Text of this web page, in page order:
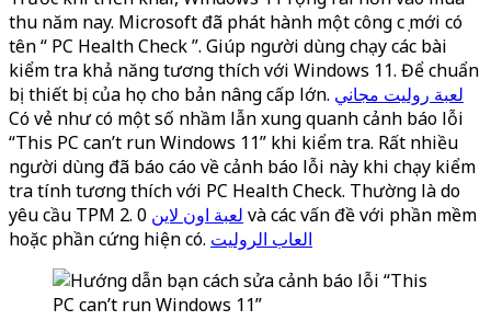
thu năm nay. Microsoft đã phát hành một công cụ mới có
tên “ PC Health Check ”. Giúp người dùng chạy các bài
kiểm tra khả năng tương thích với Windows 11. Để chuẩn
bị thiết bị của họ cho bản nâng cấp lớn. لعبة روليت مجاني
Có vẻ như có một số nhầm lẫn xung quanh cảnh báo lỗi
“This PC can’t run Windows 11” khi kiểm tra. Rất nhiều
người dùng đã báo cáo về cảnh báo lỗi này khi chạy kiểm
tra tính tương thích với PC Health Check. Thường là do
yêu cầu TPM 2.
لعبة اون لاين 0 và các vấn đề với phần mềm
hoặc phần cứng hiện có. العاب الروليت